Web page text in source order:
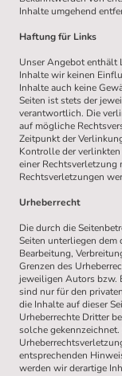
Inhalte umgehend
Haftung für Links
Unser Angebot enthält
Inhalte wir keinen
Inhalte auch keine
Seiten ist stets der
verantwortlich. Die
auf mögliche
Zeitpunkt der
Kontrolle der
einer Rechtsverletzung
Rechtsverletzungen
Urheberrecht
Die durch die
Seiten unterliegen dem
Bearbeitung,
Grenzen des
jeweiligen Autors bzw.
sind nur für den
die Inhalte auf dieser
Urheberrechte Dritter
solche
entsprechenden
werden wir derartige